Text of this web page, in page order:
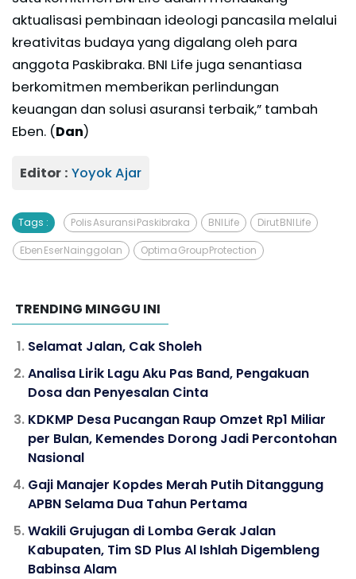
aktualisasi pembinaan ideologi pancasila melalui
kreativitas budaya yang digalang oleh para
anggota Paskibraka. BNI Life juga senantiasa
berkomitmen memberikan perlindungan
keuangan dan solusi asuransi terbaik,” tambah
Eben. (Dan)
Editor : Yoyok Ajar
Tags : Polis Asuransi Paskibraka BNI Life Dirut BNI Life
Eben Eser Nainggolan Optima Group Protection
TRENDING MINGGU INI
Selamat Jalan, Cak Sholeh
Analisa Lirik Lagu Aku Pas Band, Pengakuan
Dosa dan Penyesalan Cinta
KDKMP Desa Pucangan Raup Omzet Rp1 Miliar
per Bulan, Kemendes Dorong Jadi Percontohan
Nasional
Gaji Manajer Kopdes Merah Putih Ditanggung
APBN Selama Dua Tahun Pertama
Wakili Grujugan di Lomba Gerak Jalan
Kabupaten, Tim SD Plus Al Ishlah Digembleng
Babinsa Alam